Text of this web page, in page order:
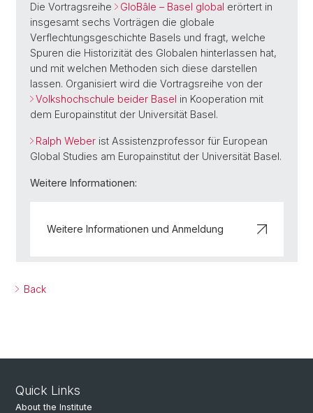
Die Vortragsreihe GloBâle – Basel global erörtert in
insgesamt sechs Vorträgen die globale
Verflechtungsgeschichte Basels und fragt, welche
Spuren die Historizität des Globalen hinterlassen hat,
und mit welchen Methoden sich diese darstellen
lassen. Organisiert wird die Vortragsreihe von der
Volkshochschule beider Basel in Kooperation mit
dem Europainstitut der Universität Basel.
Ralph Weber ist Assistenzprofessor für European
Global Studies am Europainstitut der Universität Basel.
Weitere Informationen:
Weitere Informationen und Anmeldung
Back
Quick Links
About the Institute